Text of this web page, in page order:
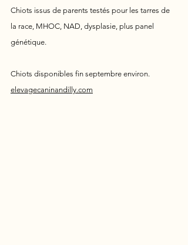
Chiots issus de parents testés pour les tarres de
la race, MHOC, NAD, dysplasie, plus panel
génétique.
Chiots disponibles fin septembre environ.
elevagecaninandilly.com